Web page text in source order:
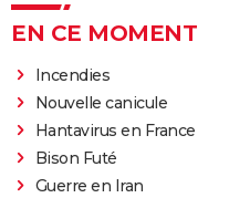
EN CE MOMENT
Incendies
Nouvelle canicule
Hantavirus en France
Bison Futé
Guerre en Iran